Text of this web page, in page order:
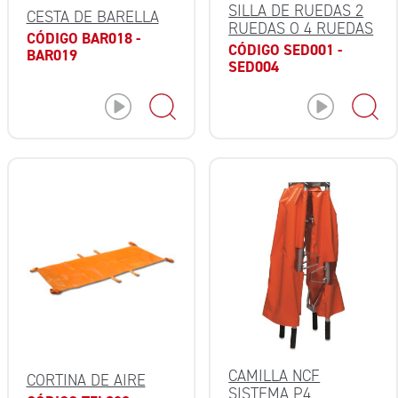
CESTA DE BARELLA
CÓDIGO BAR018 -
BAR019
SILLA DE RUEDAS 2
RUEDAS O 4 RUEDAS
CÓDIGO SED001 -
SED004
CORTINA DE AIRE
CAMILLA NCF
SISTEMA P4